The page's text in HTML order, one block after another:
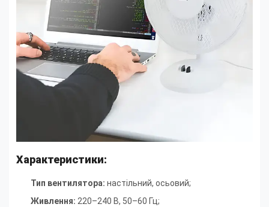
Характеристики:
Тип вентилятора: настільний, осьовий;
Живлення: 220–240 В, 50–60 Гц;